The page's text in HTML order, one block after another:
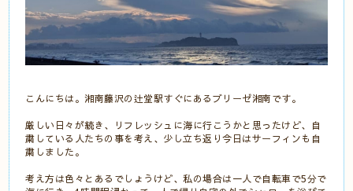
こんにちは。湘南藤沢の辻堂駅すぐにあるブリーゼ湘南です。
厳しい日々が続き、リフレッシュに海に行こうかと思ったけど、自
粛している人たちの事を考え、少し立ち返り今日はサーフィンも自
粛しました。
考え方は色々とあるでしょうけど、私の場合は一人で自転車で5分で